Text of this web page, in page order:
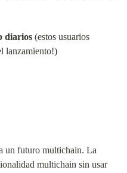
diarios (estos usuarios
lanzamiento!)
un futuro multichain. La
multichain sin usar